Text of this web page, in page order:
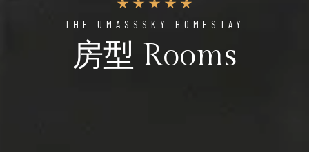
THE UMASSSKY HOMESTAY
房型 Rooms